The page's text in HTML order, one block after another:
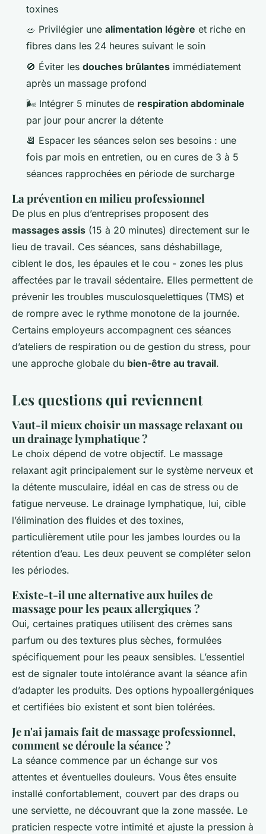
toxines
🥗 Privilégier une alimentation légère et riche en
fibres dans les 24 heures suivant le soin
🚫 Éviter les douches brûlantes immédiatement
après un massage profond
🌬️ Intégrer 5 minutes de respiration abdominale
par jour pour ancrer la détente
📆 Espacer les séances selon ses besoins : une
fois par mois en entretien, ou en cures de 3 à 5
séances rapprochées en période de surcharge
La prévention en milieu professionnel
De plus en plus d’entreprises proposent des
massages assis (15 à 20 minutes) directement sur le
lieu de travail. Ces séances, sans déshabillage,
ciblent le dos, les épaules et le cou - zones les plus
affectées par le travail sédentaire. Elles permettent de
prévenir les troubles musculosquelettiques (TMS) et
de rompre avec le rythme monotone de la journée.
Certains employeurs accompagnent ces séances
d’ateliers de respiration ou de gestion du stress, pour
une approche globale du bien-être au travail.
Les questions qui reviennent
Vaut-il mieux choisir un massage relaxant ou
un drainage lymphatique ?
Le choix dépend de votre objectif. Le massage
relaxant agit principalement sur le système nerveux et
la détente musculaire, idéal en cas de stress ou de
fatigue nerveuse. Le drainage lymphatique, lui, cible
l’élimination des fluides et des toxines,
particulièrement utile pour les jambes lourdes ou la
rétention d’eau. Les deux peuvent se compléter selon
les périodes.
Existe-t-il une alternative aux huiles de
massage pour les peaux allergiques ?
Oui, certaines pratiques utilisent des crèmes sans
parfum ou des textures plus sèches, formulées
spécifiquement pour les peaux sensibles. L’essentiel
est de signaler toute intolérance avant la séance afin
d’adapter les produits. Des options hypoallergéniques
et certifiées bio existent et sont bien tolérées.
Je n'ai jamais fait de massage professionnel,
comment se déroule la séance ?
La séance commence par un échange sur vos
attentes et éventuelles douleurs. Vous êtes ensuite
installé confortablement, couvert par des draps ou
une serviette, ne découvrant que la zone massée. Le
praticien respecte votre intimité et ajuste la pression à